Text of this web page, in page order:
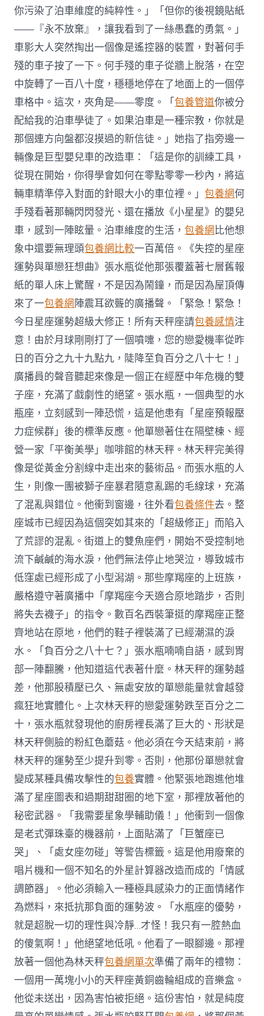
你污染了泊車維度的純粹性。」「但你的後視鏡貼紙
——『永不放棄』，讓我看到了一絲愚蠢的勇氣。」
車影大人突然掏出一個像是遙控器的裝置，對著何手
殘的車子按了一下。何手殘的車子從牆上脫落，在空
中旋轉了一百八十度，穩穩地停在了地面上的一個停
車格中。這次，夾角是——零度。「包養管道你被分
配給我的泊車學徒了。如果泊車是一種宗教，你就是
那個連方向盤都沒摸過的新信徒。」她指了指旁邊一
輛像是巨型嬰兒車的改造車：「這是你的訓練工具，
從現在開始，你得學會如何在零點零零一秒內，將這
輛車精準停入對面的針眼大小的車位裡。」包養網何
手殘看著那輛閃閃發光、還在播放《小星星》的嬰兒
車，感到一陣眩暈。泊車維度的生活，包養網比他想
象中還要無理頭包養網比較一百萬倍。《失控的星座
運勢與單戀狂想曲》張水瓶從他那張覆蓋著七層舊報
紙的單人床上驚醒，不是因為鬧鐘，而是因為屋頂傳
來了一包養網陣震耳欲聾的廣播聲。「緊急！緊急！
今日星座運勢超級大修正！所有天秤座請包養感情注
意！由於月球剛剛打了一個噴嚏，您的戀愛機率從昨
日的百分之九十九點九，陡降至負百分之八十七！」
廣播員的聲音聽起來像是一個正在經歷中年危機的雙
子座，充滿了戲劇性的絕望。張水瓶，一個典型的水
瓶座，立刻感到一陣恐慌，這是他患有「星座預報壓
力症候群」後的標準反應。他單戀著住在隔壁棟、經
營一家「平衡美學」咖啡館的林天秤。林天秤完美得
像是從黃金分割線中走出來的藝術品。而張水瓶的人
生，則像一團被獅子座暴君隨意亂踢的毛線球，充滿
了混亂與錯位。他衝到窗邊，往外看包養條件去。整
座城市已經因為這個突如其來的「超級修正」而陷入
了荒謬的混亂。街道上的雙魚座們，開始不受控制地
流下鹹鹹的海水淚，他們無法停止地哭泣，導致城市
低窪處已經形成了小型潟湖。那些摩羯座的上班族，
嚴格遵守著廣播中「摩羯座今天適合原地踏步，否則
將失去襪子」的指令。數百名西裝筆挺的摩羯座正整
齊地站在原地，他們的鞋子裡裝滿了已經潮濕的淚
水。「負百分之八十七？」張水瓶喃喃自語，感到胃
部一陣翻騰，他知道這代表著什麼。林天秤的運勢越
差，他那股積壓已久、無處安放的單戀能量就會越發
瘋狂地實體化。上次林天秤的戀愛運勢跌至百分之二
十，張水瓶就發現他的廚房裡長滿了巨大的、形狀是
林天秤側臉的粉紅色蘑菇。他必須在今天結束前，將
林天秤的運勢至少提升到零。否則，他那份單戀就會
變成某種具備攻擊性的包養實體。他緊張地跑進他堆
滿了星座圖表和過期甜甜圈的地下室，那裡放著他的
秘密武器。「我需要星象學輔助儀！」他衝到一個像
是老式彈珠臺的機器前，上面貼滿了「巨蟹座已
哭」、「處女座勿碰」等警告標籤。這是他用廢棄的
唱片機和一個不知名的外星計算器改造而成的「情感
調節器」。他必須輸入一種極具感染力的正面情緒作
為燃料，來抵抗那負面的運勢波。「水瓶座的優勢，
就是超脫一切的理性與冷靜…才怪！我只有一腔熱血
的傻氣啊！」他絕望地低吼。他看了一眼腳邊。那裡
放著一個他為林天秤包養網單次準備了兩年的禮物：
一個用一萬塊小小的天秤座黃銅齒輪組成的音樂盒。
他從未送出，因為害怕被拒絕。這份害怕，就是純度